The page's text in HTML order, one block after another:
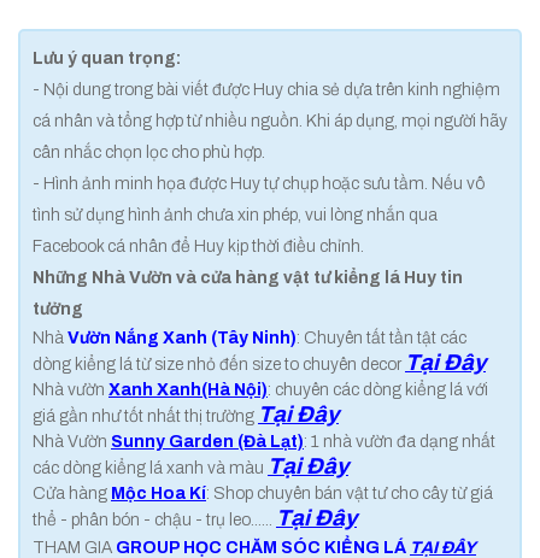
Lưu ý quan trọng:
- Nội dung trong bài viết được Huy chia sẻ dựa trên kinh nghiệm
cá nhân và tổng hợp từ nhiều nguồn. Khi áp dụng, mọi người hãy
cân nhắc chọn lọc cho phù hợp.
- Hình ảnh minh họa được Huy tự chụp hoặc sưu tầm. Nếu vô
tình sử dụng hình ảnh chưa xin phép, vui lòng nhắn qua
Facebook cá nhân để Huy kịp thời điều chỉnh.
Những Nhà Vườn và cửa hàng vật tư kiểng lá Huy tin
tưởng
Nhà Vườn Nắng Xanh (Tây Ninh): Chuyên tất tần tật các
dòng kiểng lá từ size nhỏ đến size to chuyên decor Tại Đây
Nhà vườn Xanh Xanh(Hà Nội): chuyên các dòng kiểng lá với
giá gần như tốt nhất thị trường Tại Đây
Nhà Vườn Sunny Garden (Đà Lạt): 1 nhà vườn đa dạng nhất
các dòng kiểng lá xanh và màu Tại Đây
Cửa hàng Mộc Hoa Kí: Shop chuyên bán vật tư cho cây từ giá
thể - phân bón - chậu - trụ leo......
Tại Đây
THAM GIA GROUP HỌC CHĂM SÓC KIỂNG LÁ TẠI ĐÂY